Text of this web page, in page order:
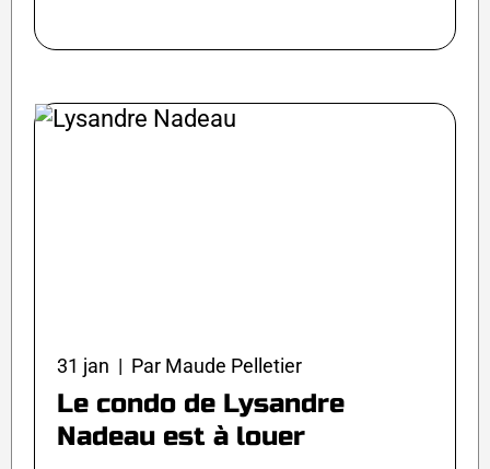
31 jan | Par Maude Pelletier
Le condo de Lysandre
Nadeau est à louer